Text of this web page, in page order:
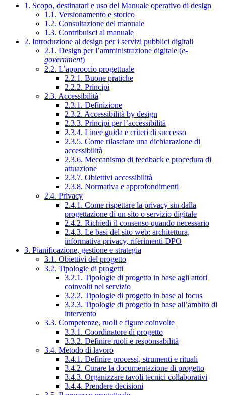
1. Scopo, destinatari e uso del Manuale operativo di design
1.1. Versionamento e storico
1.2. Consultazione del manuale
1.3. Contribuisci al manuale
2. Introduzione al design per i servizi pubblici digitali
2.1. Design per l’amministrazione digitale (e-
government)
2.2. L’approccio progettuale
2.2.1. Buone pratiche
2.2.2. Principi
2.3. Accessibilità
2.3.1. Definizione
2.3.2. Accessibilità by design
2.3.3. Principi per l’accessibilità
2.3.4. Linee guida e criteri di successo
2.3.5. Come rilasciare una dichiarazione di
accessibilità
2.3.6. Meccanismo di feedback e procedura di
attuazione
2.3.7. Obiettivi accessibilità
2.3.8. Normativa e approfondimenti
2.4. Privacy
2.4.1. Come rispettare la privacy sin dalla
progettazione di un sito o servizio digitale
2.4.2. Richiedi il consenso quando necessario
2.4.3. Le basi del sito web: architettura,
informativa privacy, riferimenti DPO
3. Pianificazione, gestione e strategia
3.1. Obiettivi del progetto
3.2. Tipologie di progetti
3.2.1. Tipologie di progetto in base agli attori
coinvolti nel servizio
3.2.2. Tipologie di progetto in base al focus
3.2.3. Tipologie di progetto in base all’ambito di
intervento
3.3. Competenze, ruoli e figure coinvolte
3.3.1. Coordinatore di progetto
3.3.2. Definire ruoli e responsabilità
3.4. Metodo di lavoro
3.4.1. Definire processi, strumenti e rituali
3.4.2. Curare la documentazione di progetto
3.4.3. Organizzare tavoli tecnici collaborativi
3.4.4. Prendere decisioni